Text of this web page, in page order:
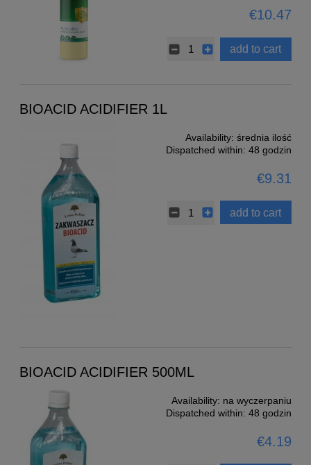
€10.47
add to cart
BIOACID ACIDIFIER 1L
Availability: średnia ilość
Dispatched within: 48 godzin
€9.31
add to cart
BIOACID ACIDIFIER 500ML
Availability: na wyczerpaniu
Dispatched within: 48 godzin
€4.19